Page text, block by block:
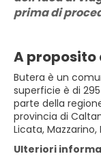
prima di
A proposito
Butera è un
superficie è di
parte della
provincia di
Licata, Mazzarino,
Ulteriori